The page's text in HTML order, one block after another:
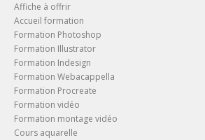
Affiche à offrir
Accueil formation
Formation Photoshop
Formation Illustrator
Formation Indesign
Formation Webacappella
Formation Procreate
Formation vidéo
Formation montage vidéo
Cours aquarelle